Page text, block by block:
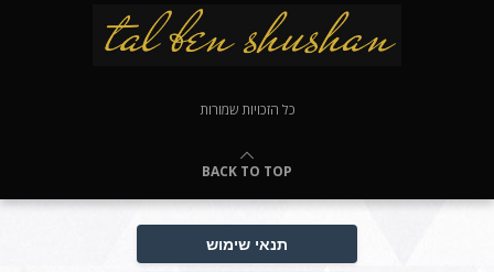
כל הזכויות שמורות
BACK TO TOP
תנאי שימוש